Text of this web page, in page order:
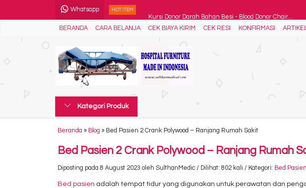
Whatsapp HOT ITEM
Meja Obgyn - Gynaecolog Bed....
Troli Laundry 2 Kantung - Laundry Trolley 2 Bags....
Emergency Mobile Bed - Brankar 2 Engkol....
Lemari Alokon - Lemari Obat & Alat Kontrasepsi BKK....
Lemari Instrumen 2 Pintu - Instrument Cabinet....
BERANDA CARA BELANJA CEK BIAYA KIRIM CEK RESI KONFIRMASI
Kategori Produk
Beranda » Blog » Bed Pasien 2 Crank Polywood – Ranjang Rumah Sakit
Bed Pasien 2 Crank Polywood – Ranjang Rumah
Diposting pada 8 August 2023 oleh SulthanMedic / Dilihat: 802 kali / Kategori: Bed Pasien
Bed pasien adalah tempat tidur yang digunakan untuk perawatan dan